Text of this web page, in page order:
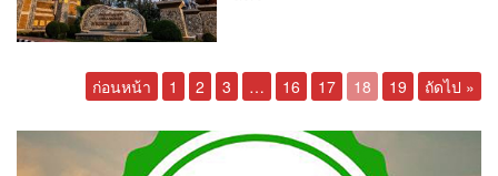
ก่อนหน้า 1 2 3 … 16 17 18 19 ถัดไป »